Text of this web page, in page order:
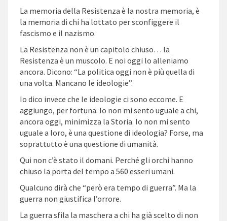
La memoria della Resistenza è la nostra memoria, è
la memoria di chi ha lottato per sconfiggere il
fascismo e il nazismo.
La Resistenza non è un capitolo chiuso… la
Resistenza è un muscolo. E noi oggi lo alleniamo
ancora. Dicono: “La politica oggi non è più quella di
una volta. Mancano le ideologie”.
Io dico invece che le ideologie ci sono eccome. E
aggiungo, per fortuna. Io non mi sento uguale a chi,
ancora oggi, minimizza la Storia. Io non mi sento
uguale a loro, è una questione di ideologia? Forse, ma
soprattutto è una questione di umanità.
Qui non c’è stato il domani. Perché gli orchi hanno
chiuso la porta del tempo a 560 esseri umani.
Qualcuno dirà che “però era tempo di guerra”. Ma la
guerra non giustifica l’orrore.
La guerra sfila la maschera a chi ha già scelto di non